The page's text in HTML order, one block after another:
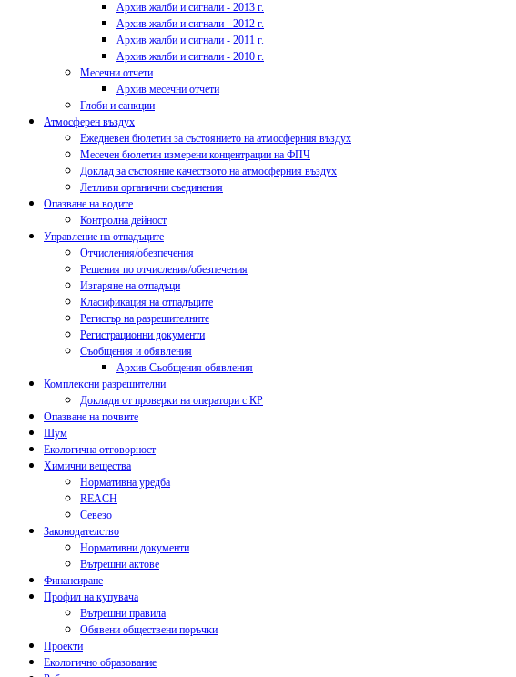
Архив жалби и сигнали - 2013 г.
Архив жалби и сигнали - 2012 г.
Архив жалби и сигнали - 2011 г.
Архив жалби и сигнали - 2010 г.
Месечни отчети
Архив месечни отчети
Глоби и санкции
Атмосферен въздух
Ежедневен бюлетин за състоянието на атмосферния въздух
Месечен бюлетин измерени концентрации на ФПЧ
Доклад за състояние качеството на атмосферния въздух
Летливи органични съединения
Опазване на водите
Контролна дейност
Управление на отпадъците
Отчисления/обезпечения
Решения по отчисления/обезпечения
Изгаряне на отпадъци
Класификация на отпадъците
Регистър на разрешителните
Регистрационни документи
Съобщения и обявления
Архив Съобщения обявления
Комплексни разрешителни
Доклади от проверки на оператори с КР
Опазване на почвите
Шум
Екологична отговорност
Химични вещества
Нормативна уредба
REACH
Севезо
Законодателство
Нормативни документи
Вътрешни актове
Финансиране
Профил на купувача
Вътрешни правила
Обявени обществени поръчки
Проекти
Екологично образование